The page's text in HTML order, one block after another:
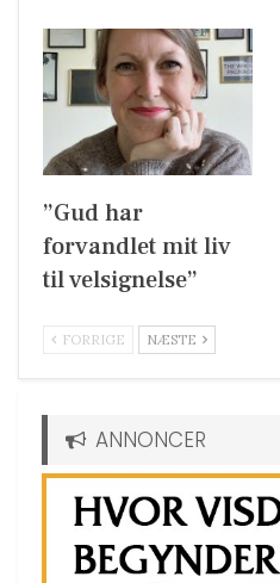
”Gud har
forvandlet mit liv
til velsignelse”
FORRIGE NÆSTE
ANNONCER